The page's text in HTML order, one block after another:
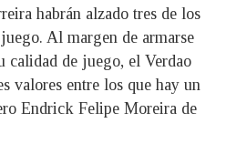
habrán alzado tres de los
Al margen de armarse
calidad de juego, el Verdao
valores entre los que hay un
Endrick Felipe Moreira de